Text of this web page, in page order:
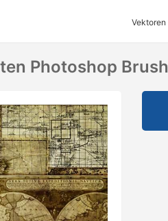
Vektoren
Photoshop